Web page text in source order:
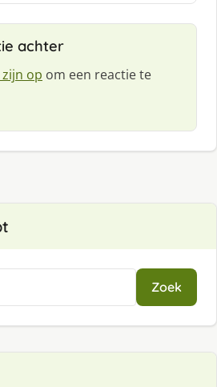
achter
op om een reactie te
Zoek